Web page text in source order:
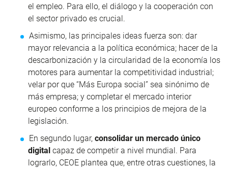
el empleo. Para ello, el diálogo y la cooperación con
el sector privado es crucial.
Asimismo, las principales ideas fuerza son: dar
mayor relevancia a la política económica; hacer de la
descarbonización y la circularidad de la economía los
motores para aumentar la competitividad industrial;
velar por que “Más Europa social” sea sinónimo de
más empresa; y completar el mercado interior
europeo conforme a los principios de mejora de la
legislación.
En segundo lugar, consolidar un mercado único
digital capaz de competir a nivel mundial. Para
lograrlo, CEOE plantea que, entre otras cuestiones, la